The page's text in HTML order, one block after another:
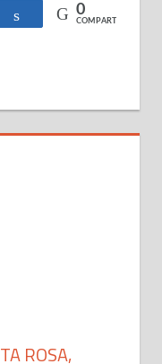
Compartir
0
COMPARTIR
ROSA,